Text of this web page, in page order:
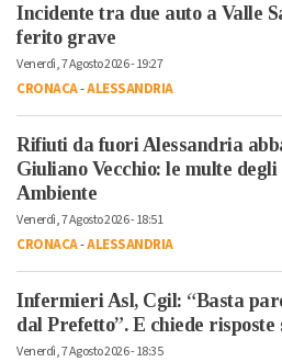
Incidente tra due auto a Valle
ferito grave
Venerdì, 7 Agosto 2026 - 19:27
CRONACA-ALESSANDRIA
Rifiuti da fuori Alessandria
Giuliano Vecchio: le multe
Ambiente
Venerdì, 7 Agosto 2026 - 18:51
CRONACA-ALESSANDRIA
Infermieri Asl, Cgil: “Basta
dal Prefetto”. E chiede risposte
Venerdì, 7 Agosto 2026 - 18:35